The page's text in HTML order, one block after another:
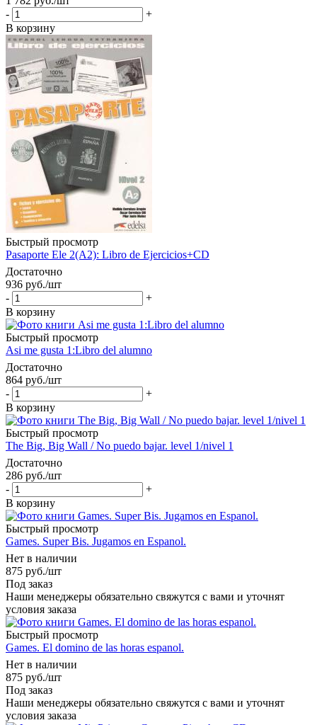
-
+
В корзину
Быстрый просмотр
Pasaporte Ele 2(A2): Libro de Ejercicios+CD
Достаточно
936 руб./шт
-
+
В корзину
Быстрый просмотр
Asi me gusta 1:Libro del alumno
Достаточно
864 руб./шт
-
+
В корзину
Быстрый просмотр
The Big, Big Wall / No puedo bajar. level 1/nivel 1
Достаточно
286 руб./шт
-
+
В корзину
Быстрый просмотр
Games. Super Bis. Jugamos en Espanol.
Нет в наличии
875 руб./шт
Под заказ
Наши менеджеры обязательно свяжутся с вами и уточнят
условия заказа
Быстрый просмотр
Games. El domino de las horas espanol.
Нет в наличии
875 руб./шт
Под заказ
Наши менеджеры обязательно свяжутся с вами и уточнят
условия заказа